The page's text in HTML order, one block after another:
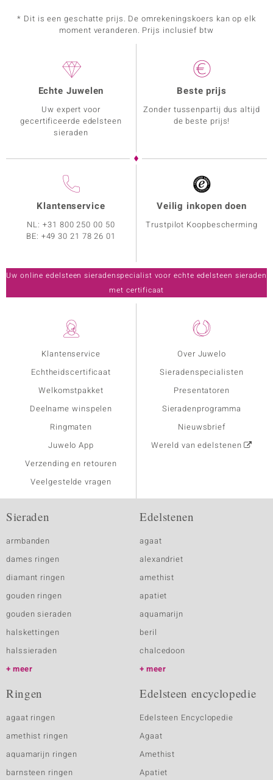
* Dit is een geschatte prijs. De omrekeningskoers kan op elk
moment veranderen. Prijs inclusief btw
Klantenservice
Echtheidscertificaat
Welkomstpakket
Deelname winspelen
Ringmaten
Juwelo App
Verzending en retouren
Veelgestelde vragen
Over Juwelo
Sieradenspecialisten
Presentatoren
Sieradenprogramma
Nieuwsbrief
Wereld van edelstenen
Echte Juwelen
Uw expert voor
gecertificeerde edelsteen
sieraden
Beste prijs
Zonder tussenpartij dus altijd
de beste prijs!
Klantenservice
NL:+31 800 250 00 50
BE: +49 30 21 78 26 01
Veilig inkopen doen
Trustpilot Koopbescherming
Uw online edelsteen sieradenspecialist voor echte edelsteen sieraden
met certificaat
Sieraden
armbanden
dames ringen
diamant ringen
gouden ringen
gouden sieraden
halskettingen
halssieraden
meer
Edelstenen
agaat
alexandriet
amethist
apatiet
aquamarijn
beril
chalcedoon
meer
Ringen
agaat ringen
amethist ringen
aquamarijn ringen
barnsteen ringen
Edelsteen encyclopedie
Edelsteen Encyclopedie
Agaat
Amethist
Apatiet